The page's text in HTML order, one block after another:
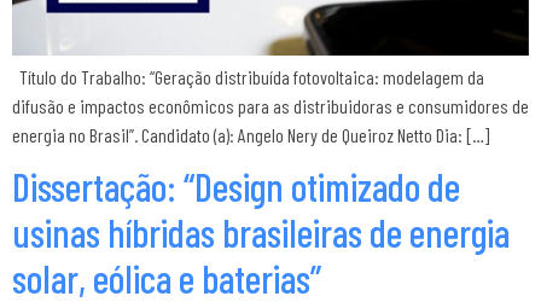
Título do Trabalho: “Geração distribuída fotovoltaica: modelagem da
difusão e impactos econômicos para as distribuidoras e consumidores de
energia no Brasil”. Candidato (a): Angelo Nery de Queiroz Netto Dia: […]
Dissertação: “Design otimizado de
usinas híbridas brasileiras de energia
solar, eólica e baterias”